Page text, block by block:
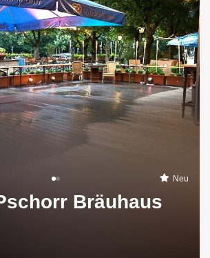
Neu
Bräuhaus